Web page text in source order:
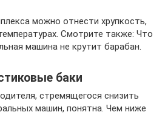
можно отнести хрупкость,
Смотрите также: Что
машина не крутит барабан.
баки
стремящегося снизить
машин, понятна. Чем ниже